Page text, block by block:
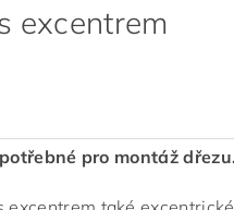
excentrem
pro montáž